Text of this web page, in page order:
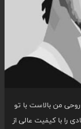
من بالاست با تو
را با کیفیت عالی از